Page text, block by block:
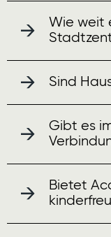
Wie weit
Sind
Gibt es
Bietet